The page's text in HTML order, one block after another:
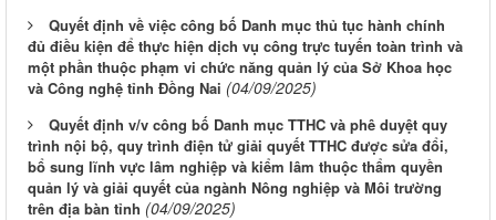
Quyết định về việc công bố Danh mục thủ tục hành chính
đủ điều kiện để thực hiện dịch vụ công trực tuyến toàn trình và
một phần thuộc phạm vi chức năng quản lý của Sở Khoa học
và Công nghệ tỉnh Đồng Nai (04/09/2025)
Quyết định v/v công bố Danh mục TTHC và phê duyệt quy
trình nội bộ, quy trình điện tử giải quyết TTHC được sửa đổi,
bổ sung lĩnh vực lâm nghiệp và kiểm lâm thuộc thẩm quyền
quản lý và giải quyết của ngành Nông nghiệp và Môi trường
trên địa bàn tỉnh (04/09/2025)